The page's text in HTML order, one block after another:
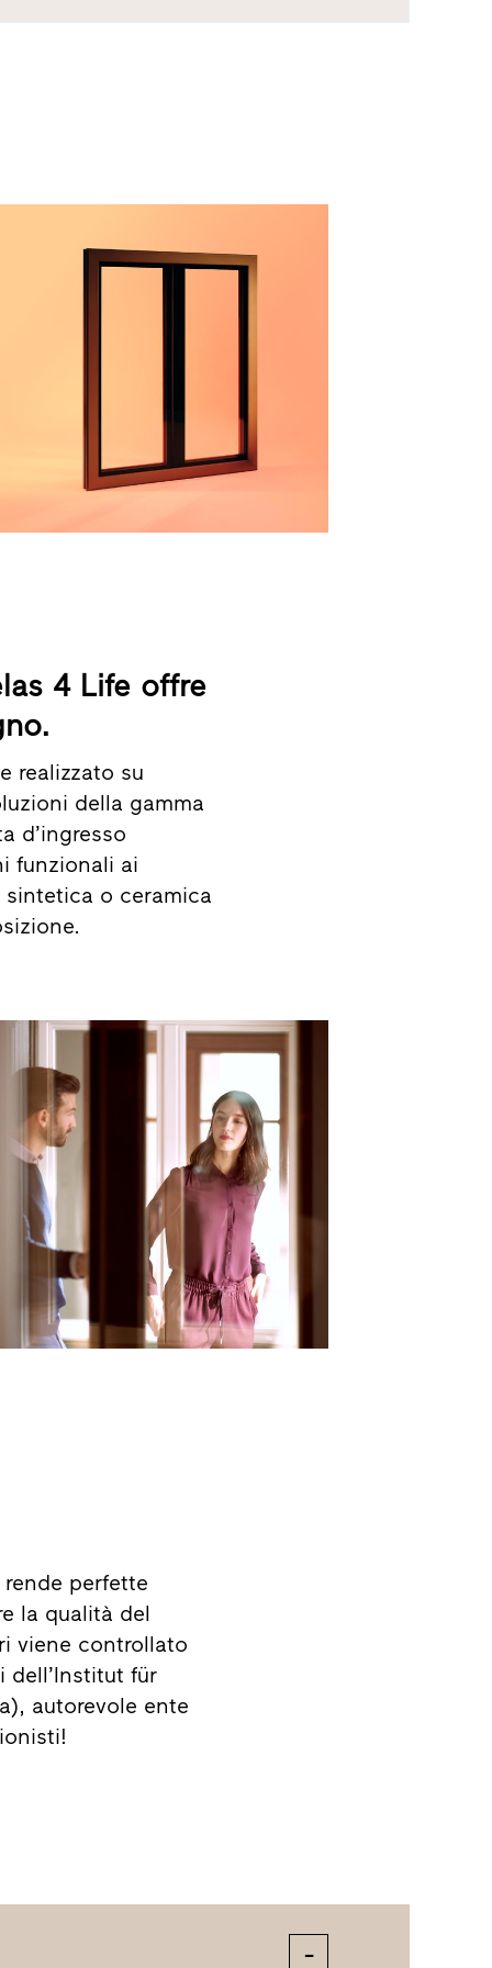
4 Life offre
realizzato su
della gamma
d’ingresso
funzionali ai
sintetica o ceramica
perfette
la qualità del
viene controllato
dell’Institut für
autorevole ente